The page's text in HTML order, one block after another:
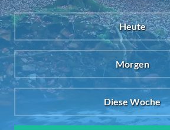
Heute
Morgen
Diese Woche